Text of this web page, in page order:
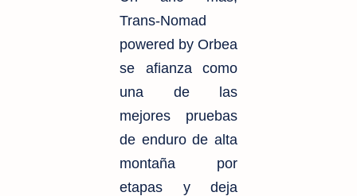
Trans-Nomad
powered by Orbea
se afianza como
una de las
mejores pruebas
de enduro de alta
montaña por
etapas y deja